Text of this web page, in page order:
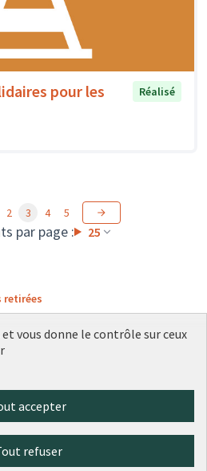
pour les
Réalisé
par page : 25
2 3 4 5
retirées
vous donne le contrôle sur ceux
accepter
refuser